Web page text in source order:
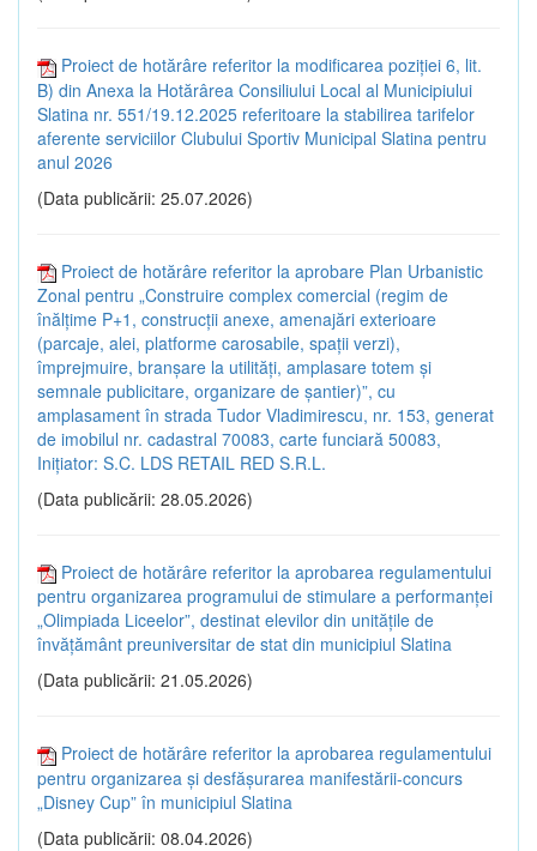
Proiect de hotărâre referitor la modificarea poziției 6, lit.
B) din Anexa la Hotărârea Consiliului Local al Municipiului
Slatina nr. 551/19.12.2025 referitoare la stabilirea tarifelor
aferente serviciilor Clubului Sportiv Municipal Slatina pentru
anul 2026
(Data publicării: 25.07.2026)
Proiect de hotărâre referitor la aprobare Plan Urbanistic
Zonal pentru „Construire complex comercial (regim de
înălțime P+1, construcții anexe, amenajări exterioare
(parcaje, alei, platforme carosabile, spații verzi),
împrejmuire, branșare la utilități, amplasare totem și
semnale publicitare, organizare de șantier)”, cu
amplasament în strada Tudor Vladimirescu, nr. 153, generat
de imobilul nr. cadastral 70083, carte funciară 50083,
Inițiator: S.C. LDS RETAIL RED S.R.L.
(Data publicării: 28.05.2026)
Proiect de hotărâre referitor la aprobarea regulamentului
pentru organizarea programului de stimulare a performanței
„Olimpiada Liceelor”, destinat elevilor din unitățile de
învățământ preuniversitar de stat din municipiul Slatina
(Data publicării: 21.05.2026)
Proiect de hotărâre referitor la aprobarea regulamentului
pentru organizarea și desfășurarea manifestării-concurs
„Disney Cup” în municipiul Slatina
(Data publicării: 08.04.2026)